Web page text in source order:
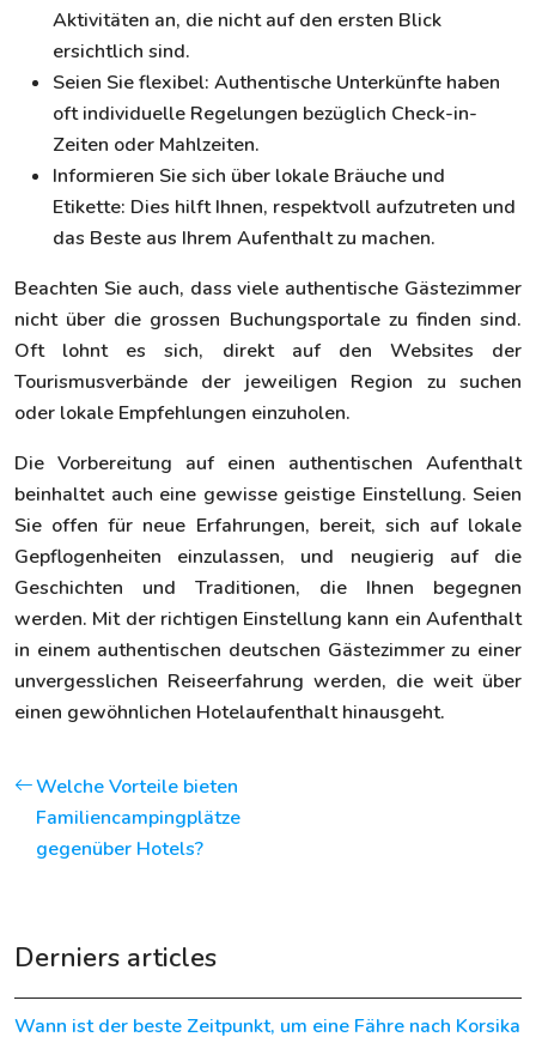
Aktivitäten an, die nicht auf den ersten Blick
ersichtlich sind.
Seien Sie flexibel: Authentische Unterkünfte haben
oft individuelle Regelungen bezüglich Check-in-
Zeiten oder Mahlzeiten.
Informieren Sie sich über lokale Bräuche und
Etikette: Dies hilft Ihnen, respektvoll aufzutreten und
das Beste aus Ihrem Aufenthalt zu machen.
Beachten Sie auch, dass viele authentische Gästezimmer
nicht über die grossen Buchungsportale zu finden sind.
Oft lohnt es sich, direkt auf den Websites der
Tourismusverbände der jeweiligen Region zu suchen
oder lokale Empfehlungen einzuholen.
Die Vorbereitung auf einen authentischen Aufenthalt
beinhaltet auch eine gewisse geistige Einstellung. Seien
Sie offen für neue Erfahrungen, bereit, sich auf lokale
Gepflogenheiten einzulassen, und neugierig auf die
Geschichten und Traditionen, die Ihnen begegnen
werden. Mit der richtigen Einstellung kann ein Aufenthalt
in einem authentischen deutschen Gästezimmer zu einer
unvergesslichen Reiseerfahrung werden, die weit über
einen gewöhnlichen Hotelaufenthalt hinausgeht.
Welche Vorteile bieten
Familiencampingplätze
gegenüber Hotels?
Derniers articles
Wann ist der beste Zeitpunkt, um eine Fähre nach Korsika